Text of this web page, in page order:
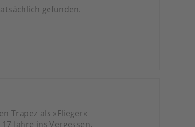
gefunden.
Trapez als »Flieger«
Jahre ins Vergessen.